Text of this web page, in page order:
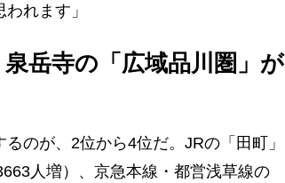
れます」
岳寺の「広域品川圏」が
のが、2位から4位だ。JRの「田町」
人増）、京急本線・都営浅草線の